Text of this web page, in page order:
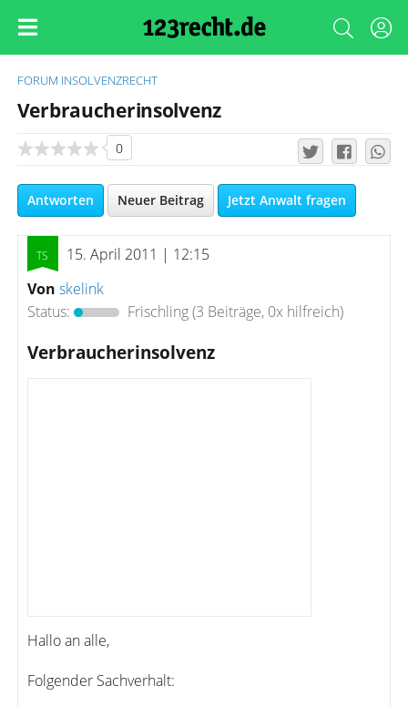
FORUM INSOLVENZRECHT
Verbraucherinsolvenz
0
Antworten Neuer Beitrag Jetzt Anwalt fragen
15. April 2011 | 12:15
Von skelink
Status:
Frischling(3 Beiträge, 0x hilfreich)
Verbraucherinsolvenz
Hallo an alle,
Folgender Sachverhalt: